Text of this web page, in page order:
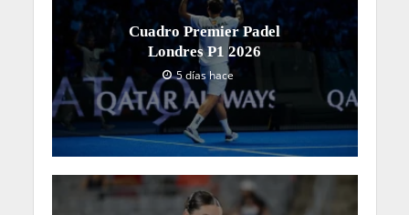
Cuadro Premier Padel
Londres P1 2026
5 días hace